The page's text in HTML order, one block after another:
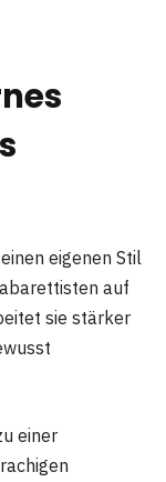
eigenen Stil
auf
sie stärker
einer